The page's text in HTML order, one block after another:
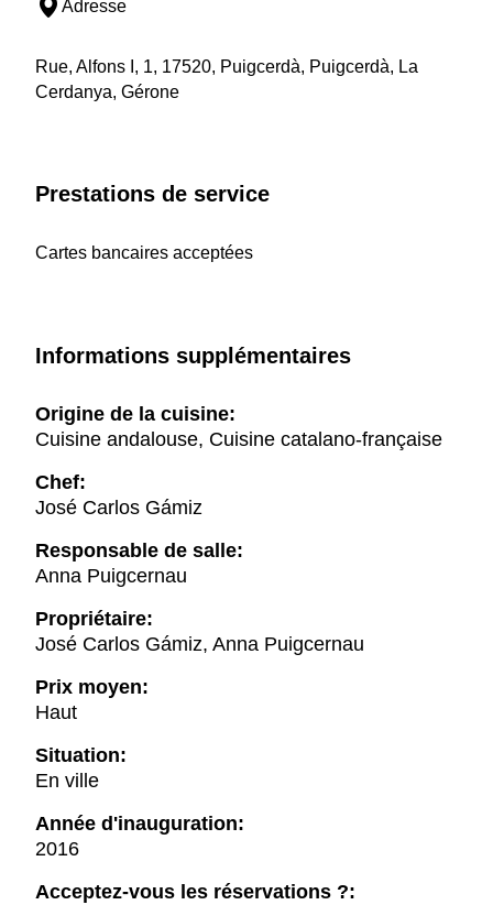
Adresse
Rue, Alfons I, 1, 17520, Puigcerdà, Puigcerdà, La
Cerdanya, Gérone
Prestations de service
Cartes bancaires acceptées
Informations supplémentaires
Origine de la cuisine:
Cuisine andalouse, Cuisine catalano-française
Chef:
José Carlos Gámiz
Responsable de salle:
Anna Puigcernau
Propriétaire:
José Carlos Gámiz, Anna Puigcernau
Prix moyen:
Haut
Situation:
En ville
Année d'inauguration:
2016
Acceptez-vous les réservations ?: